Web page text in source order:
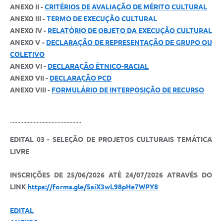
ANEXO II -CRITÉRIOS DE AVALIAÇÃO DE MÉRITO CULTURAL
ANEXO III -TERMO DE EXECUÇÃO CULTURAL
ANEXO IV - RELATÓRIO DE OBJETO DA EXECUÇÃO CULTURAL
ANEXO V - DECLARAÇÃO DE REPRESENTAÇÃO DE GRUPO OU
COLETIVO
ANEXO VI - DECLARAÇÃO ÉTNICO-RACIAL
ANEXO VII - DECLARAÇÃO PCD
ANEXO VIII - FORMULÁRIO DE INTERPOSIÇÃO DE RECURSO
................................................
EDITAL 03 - SELEÇÃO DE PROJETOS CULTURAIS TEMÁTICA
LIVRE
INSCRIÇÕES DE 25/06/2026 ATÉ 24/07/2026 ATRAVÉS DO
LINK https://forms.gle/5siX3wL98pHe7WPY8
EDITAL